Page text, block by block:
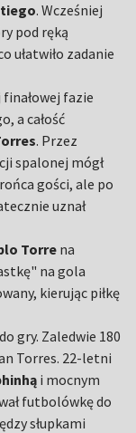
. Wcześniej
pod ręką
ułatwiło zadanie
fazie
a całość
. Przez
spalonej mógł
gości, ale po
uznał
Torrena
na gola
kierując piłkę
gry. Zaledwie 180
Torres. 22-letni
i mocnym
futbolówkę do
słupkami